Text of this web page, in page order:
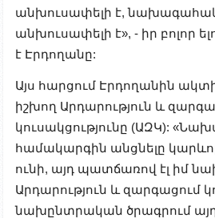
անխուսափելի է,
անխուսափելի է», - իր բոլոր
է Էրդողանը:
Այս հարցում Էրդողանին
իշխող Արդարություն և
կուսակցությունը (ԱԶԿ):
համակարգին անցնելը
ունի, այդ պատճառով էլ իմ
Արդարություն և զարգացում
նախընտրական ծրագրում այդ